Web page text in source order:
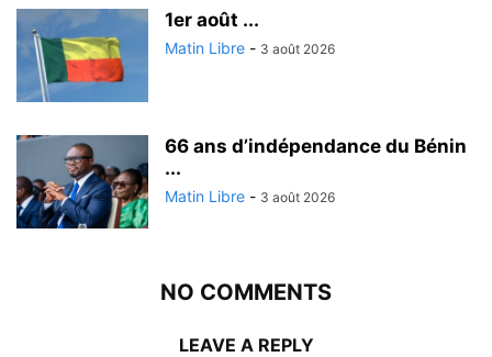
1er août ...
Matin Libre - 3 août 2026
66 ans d’indépendance du Bénin
...
Matin Libre - 3 août 2026
NO COMMENTS
LEAVE A REPLY